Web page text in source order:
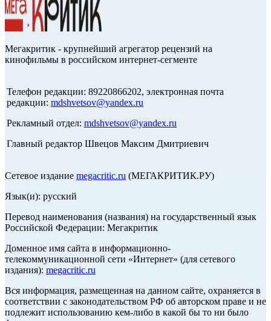
Мегакритик - крупнейший агрегатор рецензий на
кинофильмы в российском интернет-сегменте
Телефон редакции: 89220866202, электронная почта
редакции: mdshvetsov@yandex.ru
Рекламный отдел: mdshvetsov@yandex.ru
Главный редактор Швецов Максим Дмитриевич
Сетевое издание megacritic.ru (МЕГАКРИТИК.РУ)
Язык(и): русский
Перевод наименования (названия) на государственный язык
Российской Федерации: Мегакритик
Доменное имя сайта в информационно-
телекоммуникационной сети «Интернет» (для сетевого
издания): megacritic.ru
Вся информация, размещенная на данном сайте, охраняется в
соответствии с законодательством РФ об авторском праве и не
подлежит использованию кем-либо в какой бы то ни было